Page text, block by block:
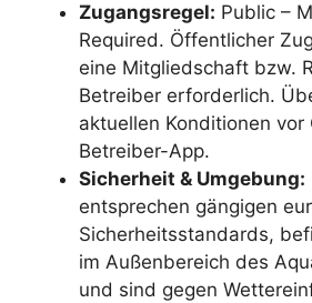
Zugangsregel: Public –
Required. Öffentlicher
eine Mitgliedschaft bzw.
Betreiber erforderlich.
aktuellen Konditionen
Betreiber-App.
Sicherheit & Umgebung:
entsprechen gängigen
Sicherheitsstandards,
im Außenbereich des
und sind gegen